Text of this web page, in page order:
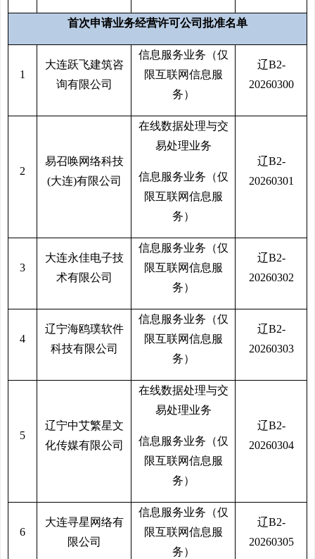
首次申请业务经营许可公司批准名单
1
大连跃飞建筑咨
询有限公司
信息服务业务（仅
限互联网信息服
务）
辽B2-
20260300
2
易召唤网络科技
(大连)有限公司
在线数据处理与交
易处理业务
信息服务业务（仅
限互联网信息服
务）
辽B2-
20260301
3
大连永佳电子技
术有限公司
信息服务业务（仅
限互联网信息服
务）
辽B2-
20260302
4
辽宁海鸥璞软件
科技有限公司
信息服务业务（仅
限互联网信息服
务）
辽B2-
20260303
5
辽宁中艾繁星文
化传媒有限公司
在线数据处理与交
易处理业务
信息服务业务（仅
限互联网信息服
务）
辽B2-
20260304
6
大连寻星网络有
限公司
信息服务业务（仅
限互联网信息服
务）
辽B2-
20260305